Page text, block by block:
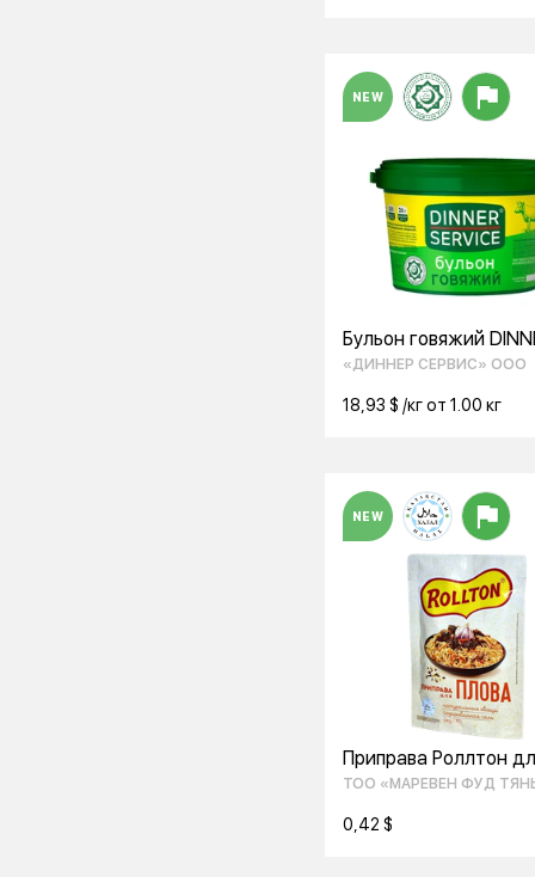
NEW
Бульон говяжий
SERVICE 2 кг
«ДИННЕР СЕРВИС» ООО
18,93 $ /кг от 1.00 кг
NEW
Приправа Роллтон
плова 70гр
ТОО «МАРЕВЕН ФУД